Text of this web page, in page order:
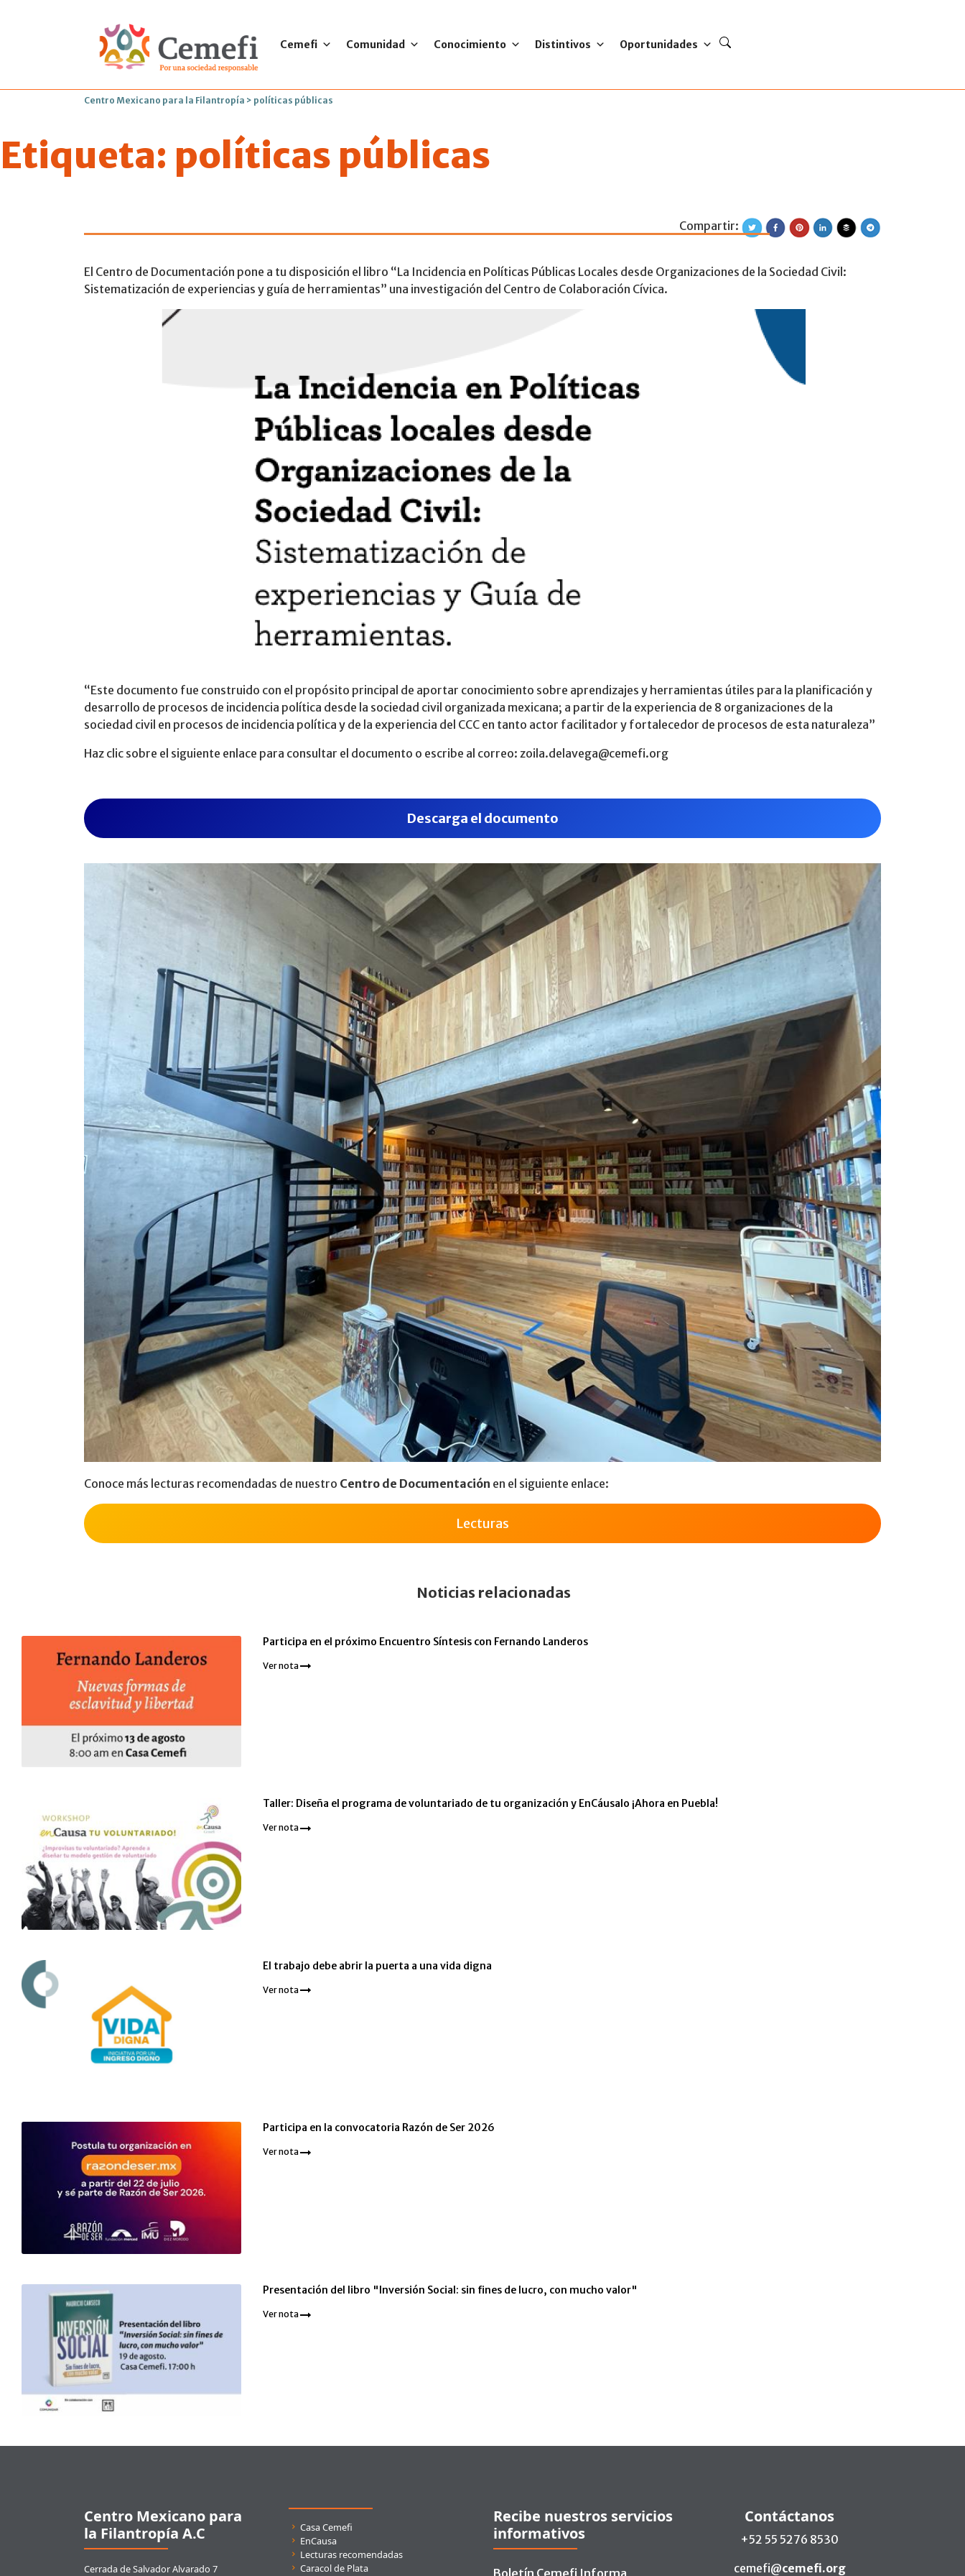
Cemefi Comunidad Conocimiento Distintivos Oportunidades
Centro Mexicano para la Filantropía > políticas públicas
Etiqueta: políticas públicas
La Incidencia en Políticas Públicas Locales
Compartir:
El Centro de Documentación pone a tu disposición el libro “La Incidencia en Políticas Públicas Locales desde Organizaciones de la Sociedad Civil:
Sistematización de experiencias y guía de herramientas” una investigación del Centro de Colaboración Cívica.
“Este documento fue construido con el propósito principal de aportar conocimiento sobre aprendizajes y herramientas útiles para la planificación y
desarrollo de procesos de incidencia política desde la sociedad civil organizada mexicana; a partir de la experiencia de 8 organizaciones de la
sociedad civil en procesos de incidencia política y de la experiencia del CCC en tanto actor facilitador y fortalecedor de procesos de esta naturaleza”
Haz clic sobre el siguiente enlace para consultar el documento o escribe al correo: zoila.delavega@cemefi.org
Descarga el documento
Conoce más lecturas recomendadas de nuestro Centro de Documentación en el siguiente enlace:
Lecturas
Noticias relacionadas
Participa en el próximo Encuentro Síntesis con Fernando Landeros
Ver nota
Taller: Diseña el programa de voluntariado de tu organización y EnCáusalo ¡Ahora en Puebla!
Ver nota
El trabajo debe abrir la puerta a una vida digna
Ver nota
Participa en la convocatoria Razón de Ser 2026
Ver nota
Presentación del libro "Inversión Social: sin fines de lucro, con mucho valor"
Ver nota
Centro Mexicano para
la Filantropía A.C
Cerrada de Salvador Alvarado 7
Casa Cemefi
EnCausa
Lecturas recomendadas
Caracol de Plata
Recibe nuestros servicios
informativos
Contáctanos
+52 55 5276 8530
cemefi@cemefi.org